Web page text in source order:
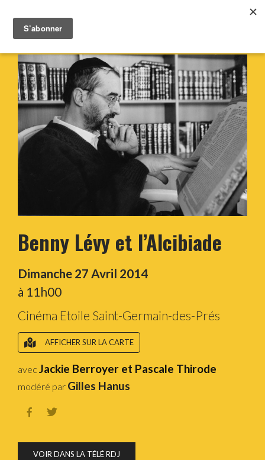
Benny Lévy et l’Alcibiade
Dimanche 27 Avril 2014
à 11h00
Cinéma Etoile Saint-Germain-des-Prés
AFFICHER SUR LA CARTE
avec Jackie Berroyer et Pascale Thirode
modéré par Gilles Hanus
 
VOIR DANS LA TÉLÉ RDJ